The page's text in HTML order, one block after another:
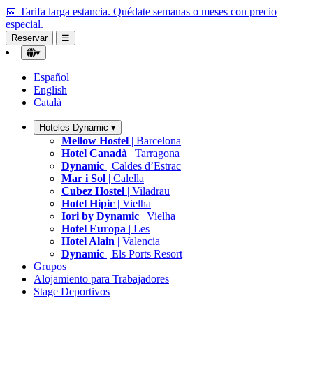
📅 Tarifa larga estancia. Quédate semanas o meses con precio
especial.
Reservar
☰
▾
Español
English
Català
Hoteles Dynamic ▾
Mellow Hostel | Barcelona
Hotel Canadà | Tarragona
Dynamic | Caldes d’Estrac
Mar i Sol | Calella
Cubez Hostel | Viladrau
Hotel Hipic | Vielha
Iori by Dynamic | Vielha
Hotel Europa | Les
Hotel Alain | Valencia
Dynamic | Els Ports Resort
Grupos
Alojamiento para Trabajadores
Stage Deportivos